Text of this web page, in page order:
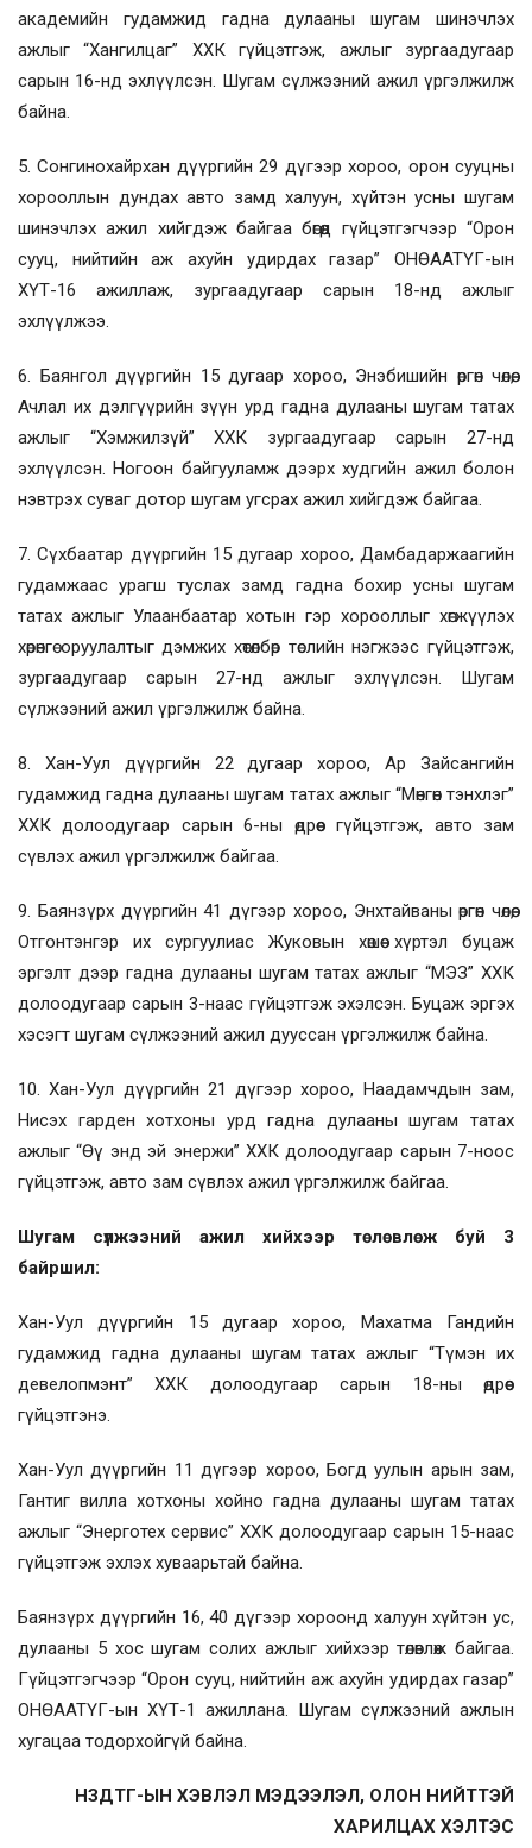
академийн гудамжид гадна дулааны шугам шинэчлэх
ажлыг “Хангилцаг” ХХК гүйцэтгэж, ажлыг зургаадугаар
сарын 16-нд эхлүүлсэн. Шугам сүлжээний ажил үргэлжилж
байна.
5. Сонгинохайрхан дүүргийн 29 дүгээр хороо, орон сууцны
хорооллын дундах авто замд халуун, хүйтэн усны шугам
шинэчлэх ажил хийгдэж байгаа бөгөөд гүйцэтгэгчээр “Орон
сууц, нийтийн аж ахуйн удирдах газар” ОНӨААТҮГ-ын
ХҮТ-16 ажиллаж, зургаадугаар сарын 18-нд ажлыг
эхлүүлжээ.
6. Баянгол дүүргийн 15 дугаар хороо, Энэбишийн өргөн чөлөө,
Ачлал их дэлгүүрийн зүүн урд гадна дулааны шугам татах
ажлыг “Хэмжилзүй” ХХК зургаадугаар сарын 27-нд
эхлүүлсэн. Ногоон байгууламж дээрх худгийн ажил болон
нэвтрэх суваг дотор шугам угсрах ажил хийгдэж байгаа.
7. Сүхбаатар дүүргийн 15 дугаар хороо, Дамбадаржаагийн
гудамжаас урагш туслах замд гадна бохир усны шугам
татах ажлыг Улаанбаатар хотын гэр хорооллыг хөгжүүлэх
хөрөнгө оруулалтыг дэмжих хөтөлбөр төслийн нэгжээс гүйцэтгэж,
зургаадугаар сарын 27-нд ажлыг эхлүүлсэн. Шугам
сүлжээний ажил үргэлжилж байна.
8. Хан-Уул дүүргийн 22 дугаар хороо, Ар Зайсангийн
гудамжид гадна дулааны шугам татах ажлыг “Мөнгөн тэнхлэг”
ХХК долоодугаар сарын 6-ны өдрөөс гүйцэтгэж, авто зам
сүвлэх ажил үргэлжилж байгаа.
9. Баянзүрх дүүргийн 41 дүгээр хороо, Энхтайваны өргөн чөлөө,
Отгонтэнгэр их сургуулиас Жуковын хөшөө хүртэл буцаж
эргэлт дээр гадна дулааны шугам татах ажлыг “МЭЗ” ХХК
долоодугаар сарын 3-наас гүйцэтгэж эхэлсэн. Буцаж эргэх
хэсэгт шугам сүлжээний ажил дууссан үргэлжилж байна.
10. Хан-Уул дүүргийн 21 дүгээр хороо, Наадамчдын зам,
Нисэх гарден хотхоны урд гадна дулааны шугам татах
ажлыг “Өү энд эй энержи” ХХК долоодугаар сарын 7-ноос
гүйцэтгэж, авто зам сүвлэх ажил үргэлжилж байгаа.
Шугам сүлжээний ажил хийхээр төлөвлөж буй 3
байршил:
Хан-Уул дүүргийн 15 дугаар хороо, Махатма Гандийн
гудамжид гадна дулааны шугам татах ажлыг “Түмэн их
девелопмэнт” ХХК долоодугаар сарын 18-ны өдрөөс
гүйцэтгэнэ.
Хан-Уул дүүргийн 11 дүгээр хороо, Богд уулын арын зам,
Гантиг вилла хотхоны хойно гадна дулааны шугам татах
ажлыг “Энерготех сервис” ХХК долоодугаар сарын 15-наас
гүйцэтгэж эхлэх хуваарьтай байна.
Баянзүрх дүүргийн 16, 40 дүгээр хороонд халуун хүйтэн ус,
дулааны 5 хос шугам солих ажлыг хийхээр төлөвлөж байгаа.
Гүйцэтгэгчээр “Орон сууц, нийтийн аж ахуйн удирдах газар”
ОНӨААТҮГ-ын ХҮТ-1 ажиллана. Шугам сүлжээний ажлын
хугацаа тодорхойгүй байна.
НЗДТГ-ЫН ХЭВЛЭЛ МЭДЭЭЛЭЛ, ОЛОН НИЙТТЭЙ
ХАРИЛЦАХ ХЭЛТЭС